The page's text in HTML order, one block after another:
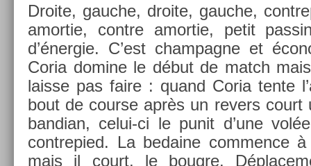
Droite, gauc­he, droite, gauc­he,
amor­tie, con­tre amor­tie, petit
d’éner­gie. C’est cham­pagne et
Coria domine le début de match
lais­se pas faire : quand Coria tente
bout de co­ur­se après un re­v­ers
bandian, celui-ci le punit d’une
con­trepied. La be­daine com­m­ence
mais il court, le boug­re.